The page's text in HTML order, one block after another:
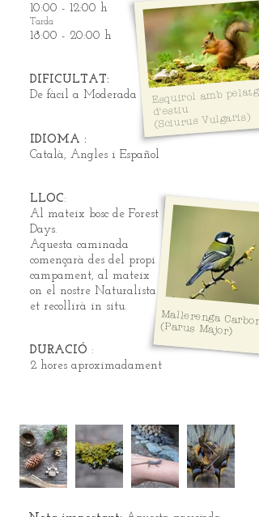
10:00 - 12:00 h
Tarda
18:00 - 20:00 h
DIFICULTAT:
De fàcil a Moderada
IDIOMA :
Català, Angles i Español
LLOC:
Al mateix bosc de Forest
Days.
Aquesta caminada
començarà des del propi
campament, al mateix
on el nostre Naturalista
et recollirà in situ.
DURACIÓ :
2 hores aproximadament
Esquirol amb pelatge
d'estiu
(Sciurus Vulgaris)
Mallerenga
(Parus Major)